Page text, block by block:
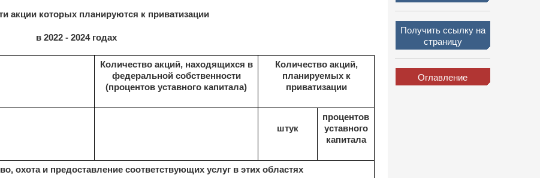
акции которых планируются к приватизации
в 2022 - 2024 годах
Количество акций, находящихся в
федеральной собственности
(процентов уставного капитала)
Количество акций,
планируемых к
приватизации
штук
процентов
уставного
капитала
охота и предоставление соответствующих услуг в этих областях
Получить ссылку на
страницу
Оглавление